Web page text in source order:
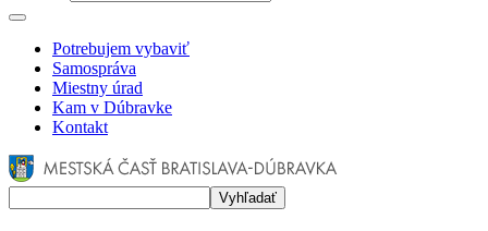
Potrebujem vybaviť
Samospráva
Miestny úrad
Kam v Dúbravke
Kontakt